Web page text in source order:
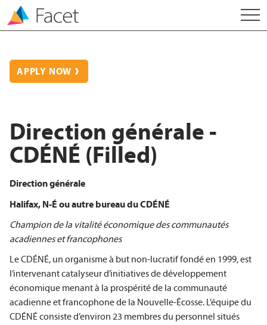
APPLY NOW
Direction générale -
CDÉNÉ (Filled)
Direction générale
Halifax, N-É ou autre bureau du CDÉNÉ
Champion de la vitalité économique des communautés
acadiennes et francophones
Le CDÉNÉ, un organisme à but non-lucratif fondé en 1999, est
l’intervenant catalyseur d’initiatives de développement
économique menant à la prospérité de la communauté
acadienne et francophone de la Nouvelle-Écosse. L’équipe du
CDÉNÉ consiste d’environ 23 membres du personnel situés